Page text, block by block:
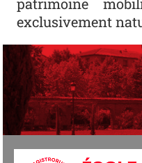
patrimoine
exclusivement